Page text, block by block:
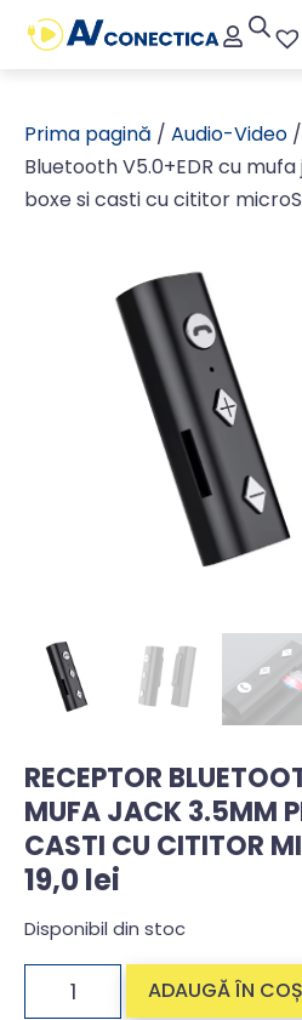
Prima pagină / Audio-Video /
Bluetooth V5.0+EDR cu
boxe si casti cu cititor
RECEPTOR
MUFA JACK 3.5MM
CASTI CU CITITOR
19,0lei
Disponibil din stoc
ADAUGĂ ÎN COȘ